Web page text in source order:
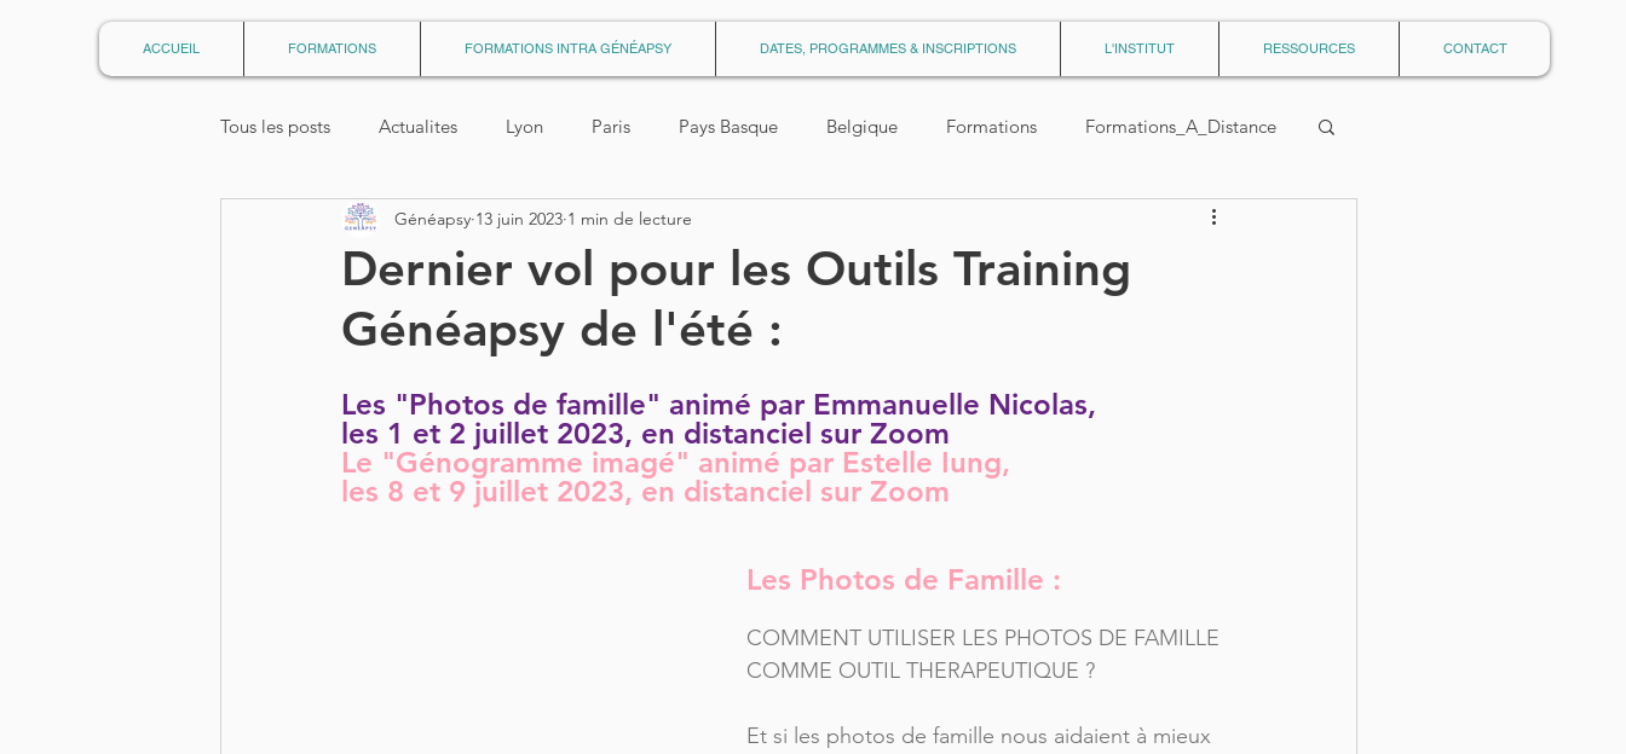
ACCUEIL FORMATIONS FORMATIONS INTRA GÉNÉAPSY DATES, PROGRAMMES & INSCRIPTIONS L'INSTITUT RESSOURCES CONTACT
Tous les posts Actualites Lyon Paris Pays Basque Belgique Formations Formations_A_Distance
Articles_Certification_Geneapsy Residentiel
UnPrenomPourLaVie_Geneapsy Videos Annuaire
Formation Constellations familiales formation psychogénéalogie formation onirothérapie
formation thérapie relationnelle
Dernier vol pour les Outils Training
Généapsy de l'été :
Généapsy 13 juin 2023 1 min de lecture
Les "Photos de famille" animé par Emmanuelle Nicolas,
les 1 et 2 juillet 2023, en distanciel sur Zoom
Le "Génogramme imagé" animé par Estelle Iung,
les 8 et 9 juillet 2023, en distanciel sur Zoom
Les Photos de Famille :
COMMENT UTILISER LES PHOTOS DE FAMILLE
COMME OUTIL THERAPEUTIQUE ?
Et si les photos de famille nous aidaient à mieux